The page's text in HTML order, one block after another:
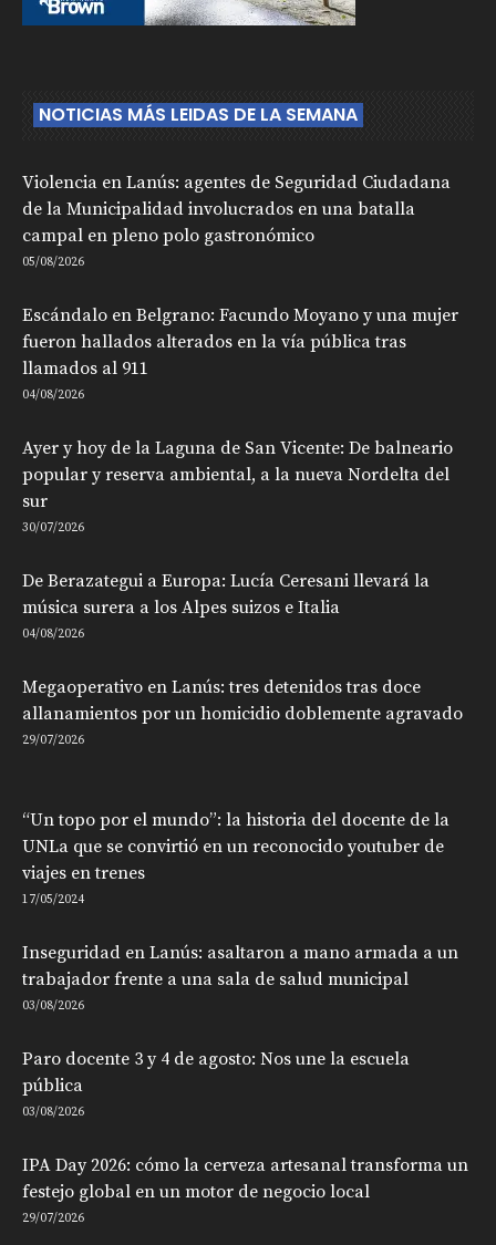
NOTICIAS MÁS LEIDAS DE LA SEMANA
Violencia en Lanús: agentes de Seguridad Ciudadana
de la Municipalidad involucrados en una batalla
campal en pleno polo gastronómico
05/08/2026
Escándalo en Belgrano: Facundo Moyano y una mujer
fueron hallados alterados en la vía pública tras
llamados al 911
04/08/2026
Ayer y hoy de la Laguna de San Vicente: De balneario
popular y reserva ambiental, a la nueva Nordelta del
sur
30/07/2026
De Berazategui a Europa: Lucía Ceresani llevará la
música surera a los Alpes suizos e Italia
04/08/2026
Megaoperativo en Lanús: tres detenidos tras doce
allanamientos por un homicidio doblemente agravado
29/07/2026
“Un topo por el mundo”: la historia del docente de la
UNLa que se convirtió en un reconocido youtuber de
viajes en trenes
17/05/2024
Inseguridad en Lanús: asaltaron a mano armada a un
trabajador frente a una sala de salud municipal
03/08/2026
Paro docente 3 y 4 de agosto: Nos une la escuela
pública
03/08/2026
IPA Day 2026: cómo la cerveza artesanal transforma un
festejo global en un motor de negocio local
29/07/2026